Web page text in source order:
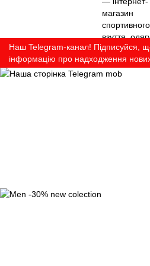
Наш Telegram-канал! Підписуйся,
інформацію про надходження